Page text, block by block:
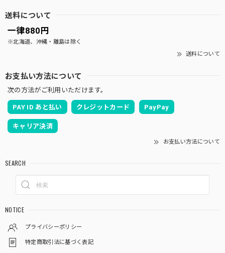
送料について
一律880円
※北海道、沖縄・離島は除く
送料について
お支払い方法について
次の方法がご利用いただけます。
PAY ID あと払い クレジットカード PayPay
キャリア決済
お支払い方法について
SEARCH
NOTICE
プライバシーポリシー
特定商取引法に基づく表記